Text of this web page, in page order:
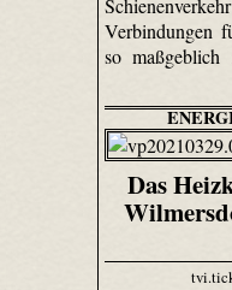
Verbindungen
so
Das